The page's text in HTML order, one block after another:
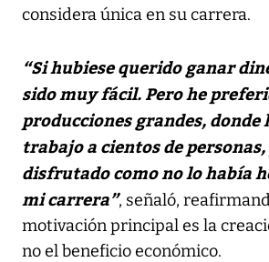
considera única en su carrera.
“Si hubiese querido ganar
sido muy fácil. Pero he
producciones grandes, donde
trabajo a cientos de personas,
disfrutado como no lo había
mi carrera”, señaló,
motivación principal es la
no el beneficio económico.